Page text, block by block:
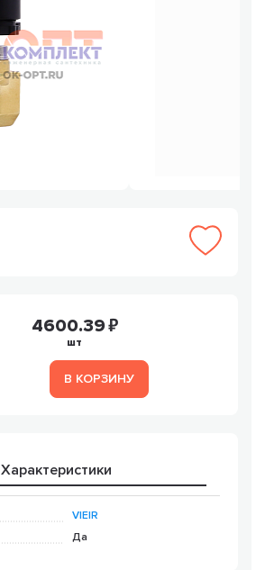
4600.39
шт
В КОРЗИНУ
Характеристики
VIEIR
Да